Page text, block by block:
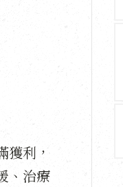
利，
、治療